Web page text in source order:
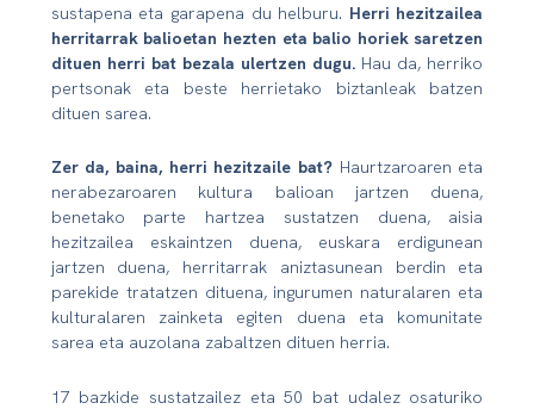
sustapena eta garapena du helburu. Herri hezitzailea
herritarrak balioetan hezten eta balio horiek saretzen
dituen herri bat bezala ulertzen dugu. Hau da, herriko
pertsonak eta beste herrietako biztanleak batzen
dituen sarea.
Zer da, baina, herri hezitzaile bat? Haurtzaroaren eta
nerabezaroaren kultura balioan jartzen duena,
benetako parte hartzea sustatzen duena, aisia
hezitzailea eskaintzen duena, euskara erdigunean
jartzen duena, herritarrak aniztasunean berdin eta
parekide tratatzen dituena, ingurumen naturalaren eta
kulturalaren zainketa egiten duena eta komunitate
sarea eta auzolana zabaltzen dituen herria.
17 bazkide sustatzailez eta 50 bat udalez osaturiko